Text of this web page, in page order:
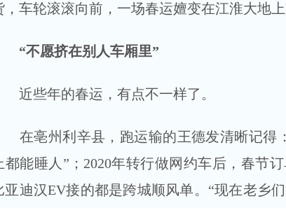
，车轮滚滚向前，一场春运嬗变在江淮大地
“不愿挤在别人车厢里”
些年的春运，有点不一样了。
亳州利辛县，跑运输的王德发清晰记得
都能睡人”；2020年转行做网约车后，春节
亚迪汉EV接的都是跨城顺风单。“现在老乡